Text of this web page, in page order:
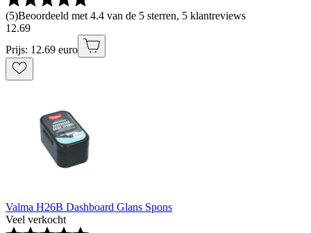
(5)Beoordeeld met 4.4 van de 5 sterren, 5 klantreviews
12.69
Prijs: 12.69 euro
Valma H26B Dashboard Glans Spons
Veel verkocht